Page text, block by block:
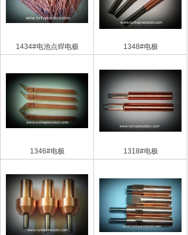
1434#电池点焊电极 1348#电极
1346#电极 1318#电极